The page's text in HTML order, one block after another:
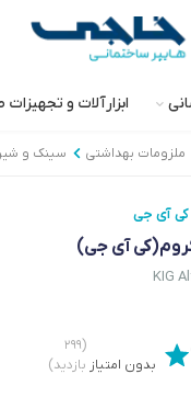
ابزارآلات و
ملزومات بهداشتی سینک و
آی جی
آی جی)
KIG
بدون امتیاز
(۲۹۹
بازدید)